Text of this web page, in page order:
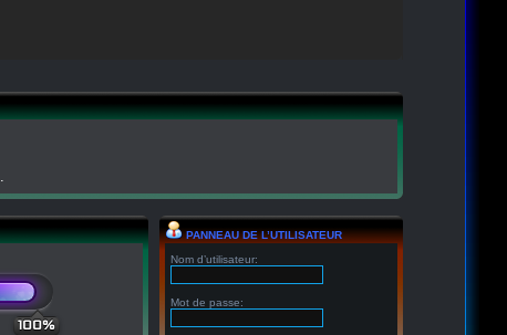
100%
PANNEAU DE L’UTILISATEUR
Nom d’utilisateur:
Mot de passe: